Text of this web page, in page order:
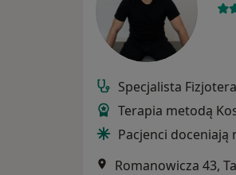
Specjalista
Terapia metodą
Pacjenci
Romanowicza 43,